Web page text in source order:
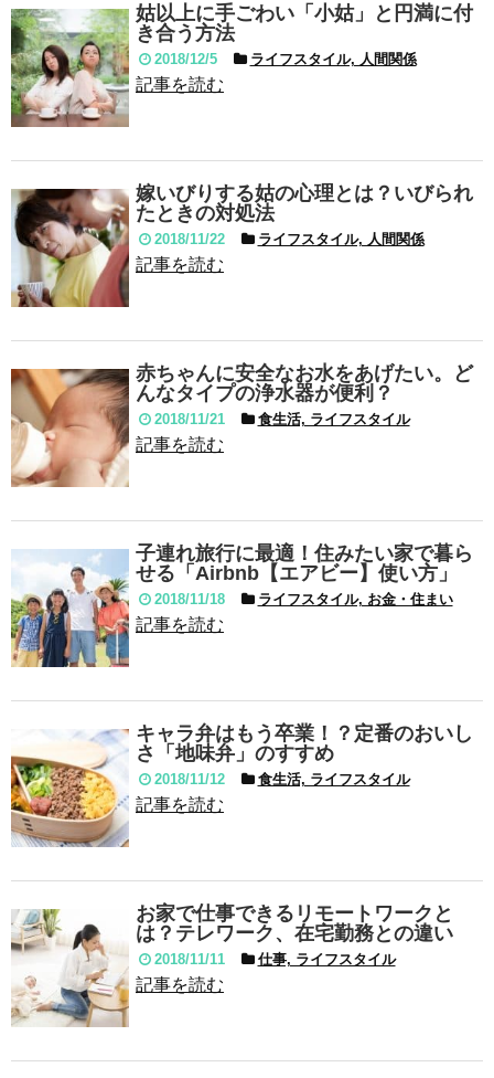
姑以上に手ごわい「小姑」と円満に付
き合う方法
2018/12/5 ライフスタイル, 人間関係
記事を読む
嫁いびりする姑の心理とは？いびられ
たときの対処法
2018/11/22 ライフスタイル, 人間関係
記事を読む
赤ちゃんに安全なお水をあげたい。ど
んなタイプの浄水器が便利？
2018/11/21 食生活, ライフスタイル
記事を読む
子連れ旅行に最適！住みたい家で暮ら
せる「Airbnb【エアビー】使い方」
2018/11/18 ライフスタイル, お金・住まい
記事を読む
キャラ弁はもう卒業！？定番のおいし
さ「地味弁」のすすめ
2018/11/12 食生活, ライフスタイル
記事を読む
お家で仕事できるリモートワークと
は？テレワーク、在宅勤務との違い
2018/11/11 仕事, ライフスタイル
記事を読む